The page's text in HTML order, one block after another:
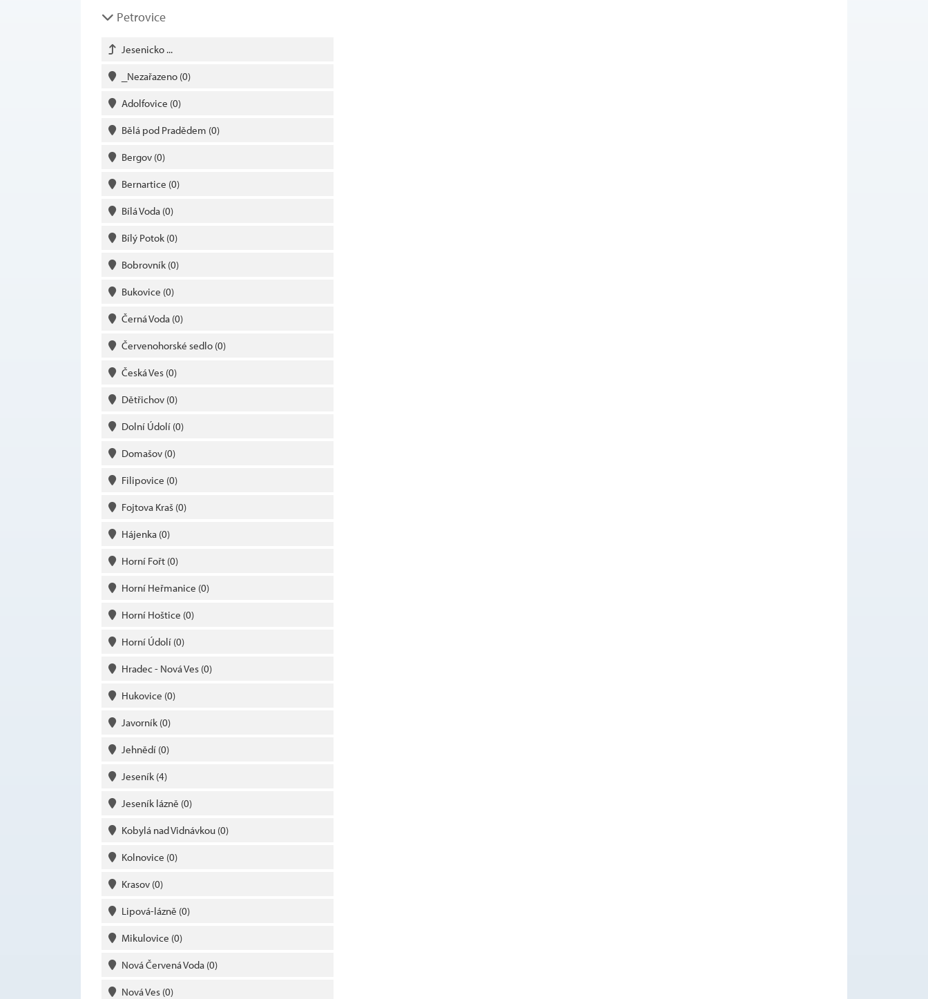
Petrovice
Jesenicko ...
_Nezařazeno (0)
Adolfovice (0)
Bělá pod Pradědem (0)
Bergov (0)
Bernartice (0)
Bílá Voda (0)
Bílý Potok (0)
Bobrovník (0)
Bukovice (0)
Černá Voda (0)
Červenohorské sedlo (0)
Česká Ves (0)
Dětřichov (0)
Dolní Údolí (0)
Domašov (0)
Filipovice (0)
Fojtova Kraš (0)
Hájenka (0)
Horní Fořt (0)
Horní Heřmanice (0)
Horní Hoštice (0)
Horní Údolí (0)
Hradec - Nová Ves (0)
Hukovice (0)
Javorník (0)
Jehnědí (0)
Jeseník (4)
Jeseník lázně (0)
Kobylá nad Vidnávkou (0)
Kolnovice (0)
Krasov (0)
Lipová-lázně (0)
Mikulovice (0)
Nová Červená Voda (0)
Nová Ves (0)